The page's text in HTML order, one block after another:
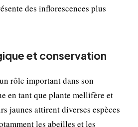
des inflorescences plus
et conservation
rôle important dans son
en tant que plante mellifère et
jaunes attirent diverses espèces
les abeilles et les